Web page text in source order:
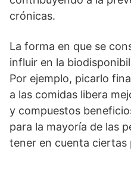
crónicas.
La forma en que se
influir en la
Por ejemplo, picarlo
a las comidas libera
y compuestos
para la mayoría de las
tener en cuenta ciertas